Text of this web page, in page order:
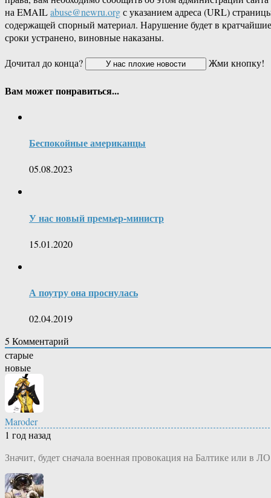
на EMAILabuse@newru.orgс указанием адреса (URL)
содержащей спорный материал. Нарушение будет в кратчайшие
сроки устранено, виновные наказаны.
Дочитал до конца?
Жми кнопку!
Вам может понравиться...
Беспокойные американцы
05.08.2023
У нас новый премьер-министр
15.01.2020
А поутру она проснулась
02.04.2019
5 Комментарий
старые
новые
Maroder
1 год назад
Значит, будет сначала военная провокация на Балтике или в